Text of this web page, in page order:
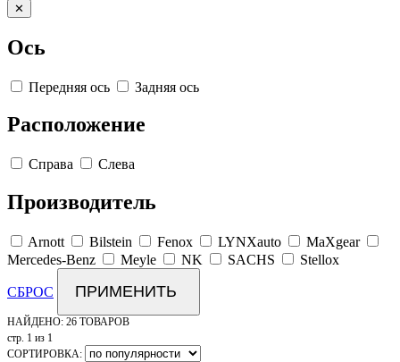
✕
Ось
Передняя ось Задняя ось
Расположение
Справа Слева
Производитель
Arnott Bilstein Fenox LYNXauto
MaXgear
Mercedes-Benz
Meyle NK SACHS Stellox
СБРОС ПРИМЕНИТЬ
НАЙДЕНО: 26 ТОВАРОВ
стр. 1 из 1
СОРТИРОВКА: